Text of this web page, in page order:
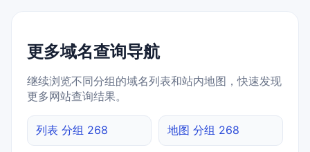
更多域名查询导航
继续浏览不同分组的域名列表和站内地图，快速发现
更多网站查询结果。
列表 分组 268 地图 分组 268